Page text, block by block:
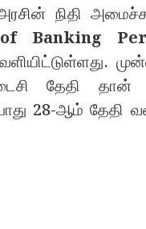
நிதி
Banking
தேதி
28-ஆம்